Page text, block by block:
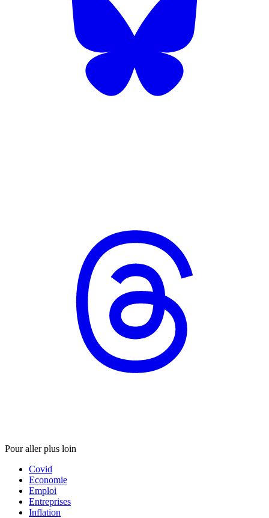
Pour aller plus loin
Covid
Economie
Emploi
Entreprises
Inflation